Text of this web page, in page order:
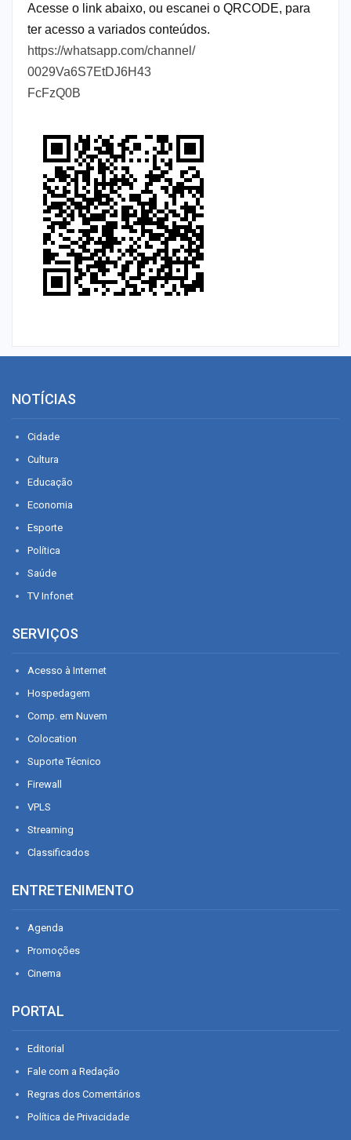
Acesse o link abaixo, ou escanei o QRCODE, para
ter acesso a variados conteúdos.
https://whatsapp.com/channel/
0029Va6S7EtDJ6H43
FcFzQ0B
NOTÍCIAS
Cidade
Cultura
Educação
Economia
Esporte
Política
Saúde
TV Infonet
SERVIÇOS
Acesso à Internet
Hospedagem
Comp. em Nuvem
Colocation
Suporte Técnico
Firewall
VPLS
Streaming
Classificados
ENTRETENIMENTO
Agenda
Promoções
Cinema
PORTAL
Editorial
Fale com a Redação
Regras dos Comentários
Política de Privacidade